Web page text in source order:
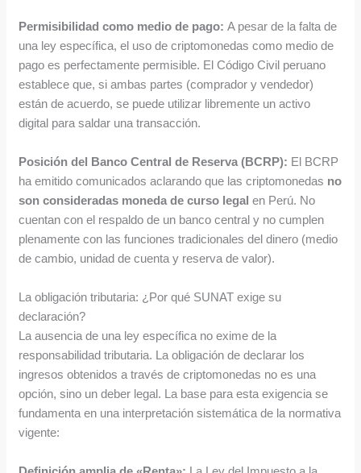
Permisibilidad como medio de pago: A pesar de la falta de
una ley específica, el uso de criptomonedas como medio de
pago es perfectamente permisible. El Código Civil peruano
establece que, si ambas partes (comprador y vendedor)
están de acuerdo, se puede utilizar libremente un activo
digital para saldar una transacción.
Posición del Banco Central de Reserva (BCRP): El BCRP
ha emitido comunicados aclarando que las criptomonedas no
son consideradas moneda de curso legal en Perú. No
cuentan con el respaldo de un banco central y no cumplen
plenamente con las funciones tradicionales del dinero (medio
de cambio, unidad de cuenta y reserva de valor).
La obligación tributaria: ¿Por qué SUNAT exige su
declaración?
La ausencia de una ley específica no exime de la
responsabilidad tributaria. La obligación de declarar los
ingresos obtenidos a través de criptomonedas no es una
opción, sino un deber legal. La base para esta exigencia se
fundamenta en una interpretación sistemática de la normativa
vigente: